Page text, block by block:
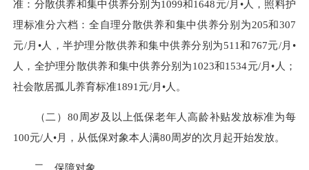
准：分散供养和集中供养分别为1099和1648元/月•人，照料护
理标准分六档：全自理分散供养和集中供养分别为205和307
元/月•人，半护理分散供养和集中供养分别为511和767元/月•
人，全护理分散供养和集中供养分别为1023和1534元/月•人；
社会散居孤儿养育标准1891元/月•人。
（二）80周岁及以上低保老年人高龄补贴发放标准为每
100元/人•月，从低保对象本人满80周岁的次月起开始发放。